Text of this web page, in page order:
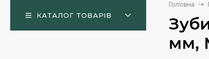
КАТАЛОГ ТОВАРІВ
Головна
мм,